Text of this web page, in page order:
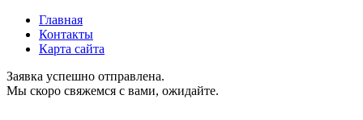
Главная
Контакты
Карта сайта
Заявка успешно отправлена.
Мы скоро свяжемся с вами, ожидайте.